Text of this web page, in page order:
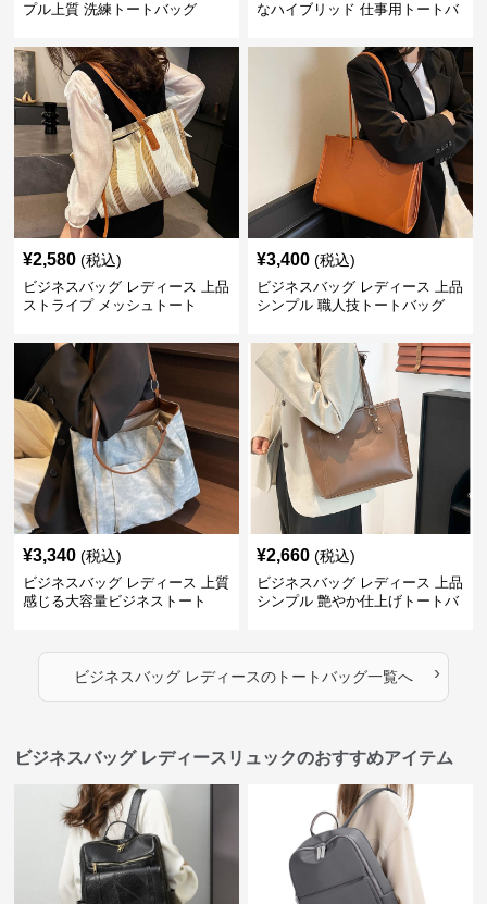
プル上質 洗練トートバッグ
なハイブリッド 仕事用トートバ
¥2,580 (税込)
ビジネスバッグ レディース 上品
ストライプ メッシュトート
¥3,400 (税込)
ビジネスバッグ レディース 上品
シンプル 職人技トートバッグ
¥3,340 (税込)
ビジネスバッグ レディース 上質
感じる大容量ビジネストート
¥2,660 (税込)
ビジネスバッグ レディース 上品
シンプル 艶やか仕上げトートバ
ビジネスバッグ レディースのトートバッグ一覧へ ›
ビジネスバッグ レディースリュックのおすすめアイテム